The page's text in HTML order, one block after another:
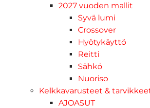
2027 vuoden mallit
Syvä lumi
Crossover
Hyötykäyttö
Reitti
Sähkö
Nuoriso
Kelkkavarusteet &
AJOASUT